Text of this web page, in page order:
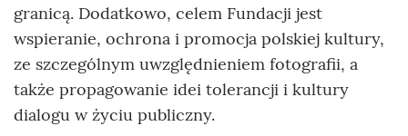
granicą. Dodatkowo, celem Fundacji jest
wspieranie, ochrona i promocja polskiej kultury,
ze szczególnym uwzględnieniem fotografii, a
także propagowanie idei tolerancji i kultury
dialogu w życiu publiczny.